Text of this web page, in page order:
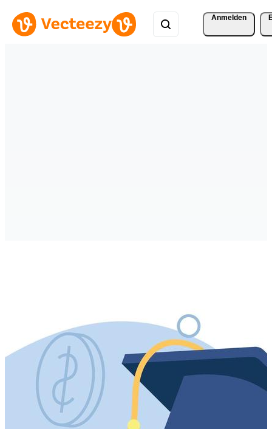
Anmelden